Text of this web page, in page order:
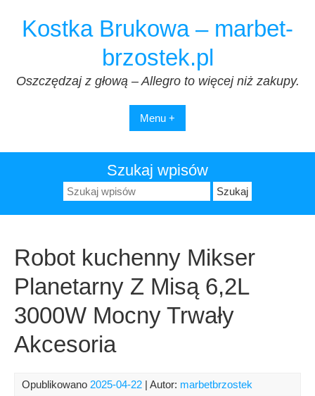
treściKostka Brukowa – marbet-
brzostek.pl
Oszczędzaj z głową – Allegro to więcej niż zakupy.
Menu +
Szukaj wpisów
Szukaj:
Robot kuchenny Mikser
Planetarny Z Misą 6,2L
3000W Mocny Trwały
Akcesoria
Opublikowano 2025-04-22 | Autor: marbetbrzostek